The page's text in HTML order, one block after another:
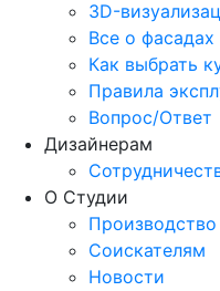
3D-
Все о фасадах
Как выбрать
Правила
Вопрос/Ответ
Дизайнерам
О Студии
Производство
Соискателям
Новости